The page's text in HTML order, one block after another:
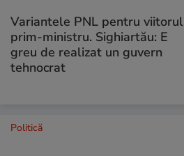
Variantele PNL pentru viitorul
prim-ministru. Sighiartău: E
greu de realizat un guvern
tehnocrat
Politică